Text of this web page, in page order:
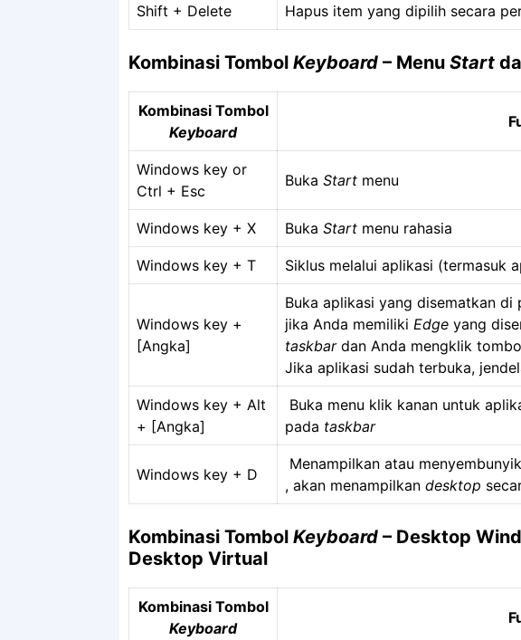
Shift + Delete Hapus item yang dipilih secara
Kombinasi Tombol Keyboard – Menu Start
Kombinasi Tombol
Keyboard
Windows key or
Ctrl + Esc
Buka Start menu
Windows key + X Buka Start menu rahasia
Windows key + T Siklus melalui aplikasi (termasuk
Windows key +
[Angka]
Buka aplikasi yang disematkan di
jika Anda memiliki Edge yang
taskbardan Anda mengklik
Jika aplikasi sudah terbuka,
Windows key + Alt
+ [Angka]
Buka menu klik kanan untuk
pada taskbar
Windows key + D
Menampilkan atau
, akan menampilkan desktop
Kombinasi Tombol Keyboard – Desktop
Desktop Virtual
Kombinasi Tombol
Keyboard